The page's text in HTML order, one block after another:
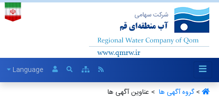
Language
>گروه آگهی ها ‏ > عناوین آگهی ها